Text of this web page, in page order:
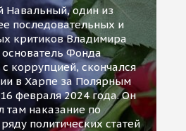
Навальный, один из
последовательных и
критиков Владимира
основатель Фонда
коррупцией, скончался
в Харпе за Полярным
февраля 2024 года. Он
там наказание по
политических статей